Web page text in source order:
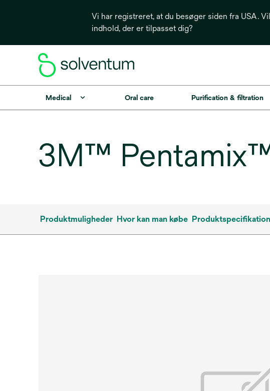
Vi har registreret, at du besøger siden fra USA.
indhold, der er tilpasset dig?
Medical Oral care Purification & filtration
3M™
Produktmuligheder Hvor kan man købe